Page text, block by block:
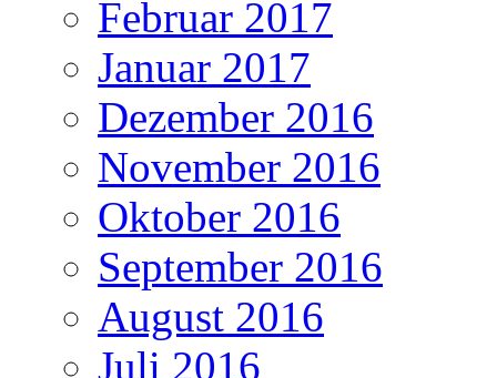
Februar 2017
Januar 2017
Dezember 2016
November 2016
Oktober 2016
September 2016
August 2016
Juli 2016